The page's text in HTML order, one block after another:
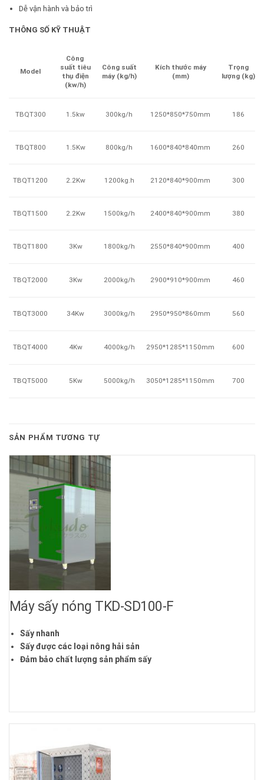
Dễ vận hành và bảo trì
THÔNG SỐ KỸ THUẬT
Model
Công
suất tiêu
thụ điện
(kw/h)
Công suất
máy (kg/h)
Kích thước máy
(mm)
Trọng
lượng (kg)
TBQT300 1.5kw 300kg/h 1250*850*750mm 186
TBQT800 1.5Kw 800kg/h 1600*840*840mm 260
TBQT1200 2.2Kw 1200kg.h 2120*840*900mm 300
TBQT1500 2.2Kw 1500kg/h 2400*840*900mm 380
TBQT1800 3Kw 1800kg/h 2550*840*900mm 400
TBQT2000 3Kw 2000kg/h 2900*910*900mm 460
TBQT3000 34Kw 3000kg/h 2950*950*860mm 560
TBQT4000 4Kw 4000kg/h 2950*1285*1150mm 600
TBQT5000 5Kw 5000kg/h 3050*1285*1150mm 700
SẢN PHẨM TƯƠNG TỰ
Máy sấy nóng TKD-SD100-F
Sấy nhanh
Sấy được các loại nông hải sản
Đảm bảo chất lượng sản phẩm sấy